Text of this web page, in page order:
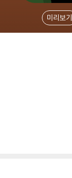
미리보기